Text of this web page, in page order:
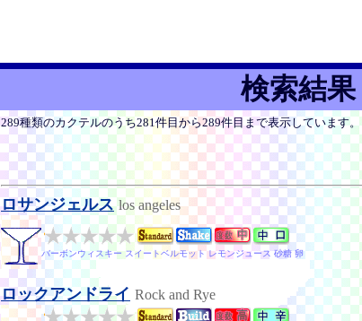
検索結果
289種類のカクテルのうち281件目から289件目まで表示しています。
ロサンジェルス los angeles
バーボンウィスキー スイートベルモット レモンジュース 砂糖 卵
ロックアンドライ Rock and Rye